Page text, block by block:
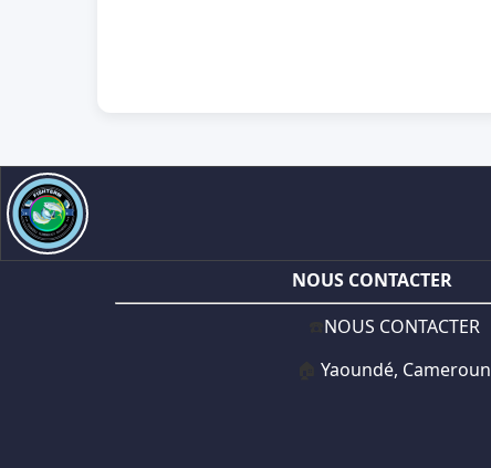
NOUS CONTACTER
NOUS CONTACTER
Yaoundé, Cameroun